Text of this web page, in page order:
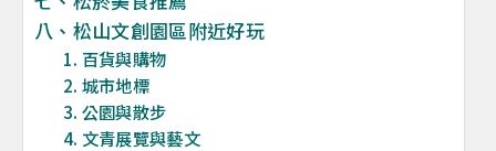
八、松山文創園區附近好玩
1. 百貨與購物
2. 城市地標
3. 公園與散步
4. 文青展覽與藝文